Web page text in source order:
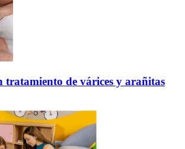
tratamiento de várices y arañitas